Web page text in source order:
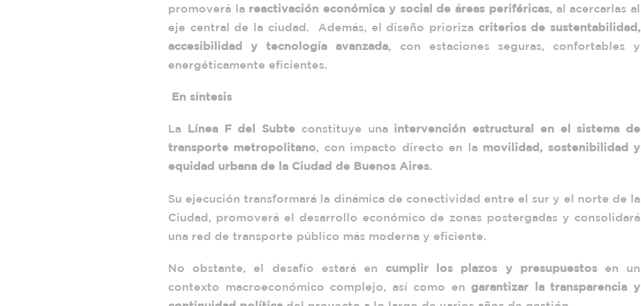
promoverá la reactivación económica y social de áreas periféricas, al acercarlas al
eje central de la ciudad. Además, el diseño prioriza criterios de sustentabilidad,
accesibilidad y tecnología avanzada, con estaciones seguras, confortables y
energéticamente eficientes.
En síntesis
La Línea F del Subte constituye una intervención estructural en el sistema de
transporte metropolitano, con impacto directo en la movilidad, sostenibilidad y
equidad urbana de la Ciudad de Buenos Aires.
Su ejecución transformará la dinámica de conectividad entre el sur y el norte de la
Ciudad, promoverá el desarrollo económico de zonas postergadas y consolidará
una red de transporte público más moderna y eficiente.
No obstante, el desafío estará en cumplir los plazos y presupuestosen un
contexto macroeconómico complejo, así como en garantizar la transparencia y